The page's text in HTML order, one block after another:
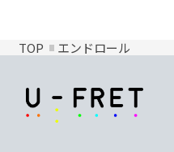
TOP エンドロール